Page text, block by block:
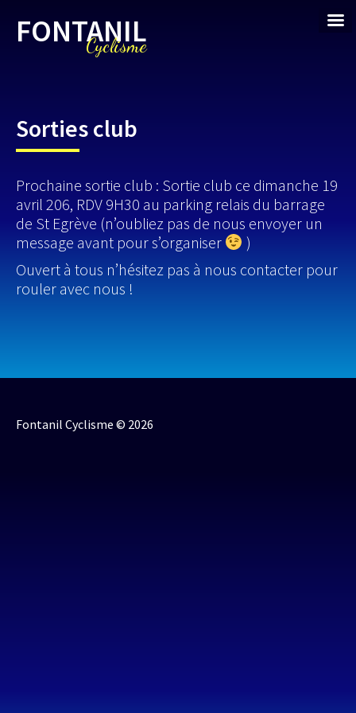
FONTANIL
Cyclisme
Sorties club
Prochaine sortie club : Sortie club ce dimanche 19
avril 206, RDV 9H30 au parking relais du barrage
de St Egrève (n’oubliez pas de nous envoyer un
message avant pour s’organiser
)
Ouvert à tous n’hésitez pas à nous contacter pour
rouler avec nous !
Fontanil Cyclisme © 2026